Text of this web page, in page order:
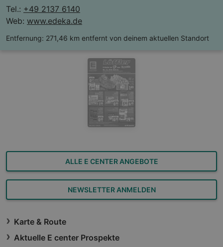
Tel.: +49 2137 6140
Web: www.edeka.de
Entfernung: 271,46 km entfernt von deinem aktuellen Standort
ALLE E CENTER ANGEBOTE
NEWSLETTER ANMELDEN
Karte & Route
Aktuelle E center Prospekte